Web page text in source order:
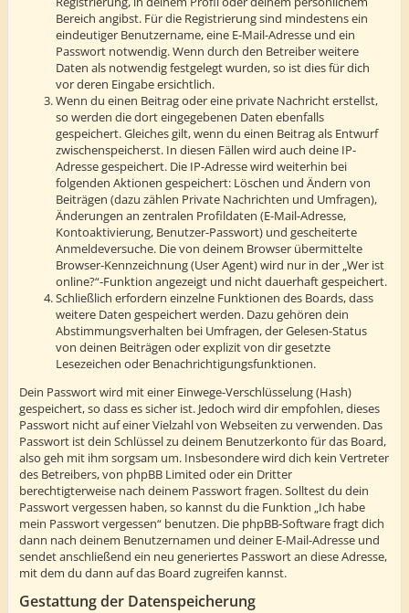
Bereich angibst. Für die Registrierung sind mindestens ein
eindeutiger Benutzername, eine E-Mail-Adresse und ein
Passwort notwendig. Wenn durch den Betreiber weitere
Daten als notwendig festgelegt wurden, so ist dies für dich
vor deren Eingabe ersichtlich.
Wenn du einen Beitrag oder eine private Nachricht erstellst,
so werden die dort eingegebenen Daten ebenfalls
gespeichert. Gleiches gilt, wenn du einen Beitrag als Entwurf
zwischenspeicherst. In diesen Fällen wird auch deine IP-
Adresse gespeichert. Die IP-Adresse wird weiterhin bei
folgenden Aktionen gespeichert: Löschen und Ändern von
Beiträgen (dazu zählen Private Nachrichten und Umfragen),
Änderungen an zentralen Profildaten (E-Mail-Adresse,
Kontoaktivierung, Benutzer-Passwort) und gescheiterte
Anmeldeversuche. Die von deinem Browser übermittelte
Browser-Kennzeichnung (User Agent) wird nur in der „Wer ist
online?“-Funktion angezeigt und nicht dauerhaft gespeichert.
Schließlich erfordern einzelne Funktionen des Boards, dass
weitere Daten gespeichert werden. Dazu gehören dein
Abstimmungsverhalten bei Umfragen, der Gelesen-Status
von deinen Beiträgen oder explizit von dir gesetzte
Lesezeichen oder Benachrichtigungsfunktionen.
Dein Passwort wird mit einer Einwege-Verschlüsselung (Hash)
gespeichert, so dass es sicher ist. Jedoch wird dir empfohlen, dieses
Passwort nicht auf einer Vielzahl von Webseiten zu verwenden. Das
Passwort ist dein Schlüssel zu deinem Benutzerkonto für das Board,
also geh mit ihm sorgsam um. Insbesondere wird dich kein Vertreter
des Betreibers, von phpBB Limited oder ein Dritter
berechtigterweise nach deinem Passwort fragen. Solltest du dein
Passwort vergessen haben, so kannst du die Funktion „Ich habe
mein Passwort vergessen“ benutzen. Die phpBB-Software fragt dich
dann nach deinem Benutzernamen und deiner E-Mail-Adresse und
sendet anschließend ein neu generiertes Passwort an diese Adresse,
mit dem du dann auf das Board zugreifen kannst.
Gestattung der Datenspeicherung